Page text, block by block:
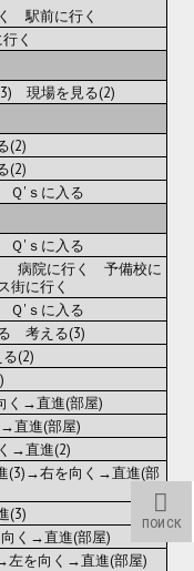
Edition
Fan Edition
駅前に行く
く
現場を見る(2)
(2)
(2)
'ｓに入る
'ｓに入る
病院に行く 予備校に
に行く
'ｓに入る
考える(3)
(2)
→直進(部屋)
直進(部屋)
→直進(2)
(3)→右を向く→直進(部
(3)
く→直進(部屋)
を向く→直進(部屋)
ПОИСК